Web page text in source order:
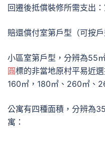
回遷後抵償裝修所需支出
賠還償付室第戶型（可按戶
小區室第戶型，分辨為55
圓標的非當地原村平易近
160㎡，180㎡、260㎡、
公寓有四種面積，分辨為
寓：